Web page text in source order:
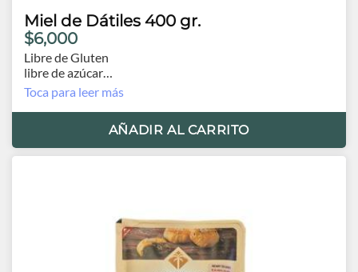
Miel de Dátiles 400 gr.
$6,000
Libre de Gluten
libre de azúcar
Vegano
Orígen Dubai
Toca para leer más
AÑADIR AL CARRITO